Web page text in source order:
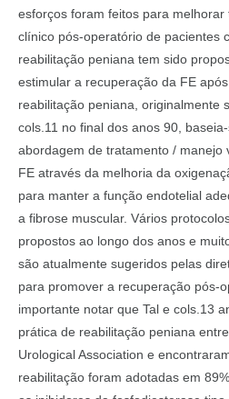
esforços foram feitos para
clínico pós-operatório de pacientes
reabilitação peniana tem sido
estimular a recuperação da FE
reabilitação peniana, originalmente
cols.11 no final dos anos 90,
abordagem de tratamento / manejo
FE através da melhoria da
para manter a função endotelial
a fibrose muscular. Vários
propostos ao longo dos anos e
são atualmente sugeridos pelas
para promover a recuperação pós-
importante notar que Tal e cols.13
prática de reabilitação peniana
Urological Association e
reabilitação foram adotadas em